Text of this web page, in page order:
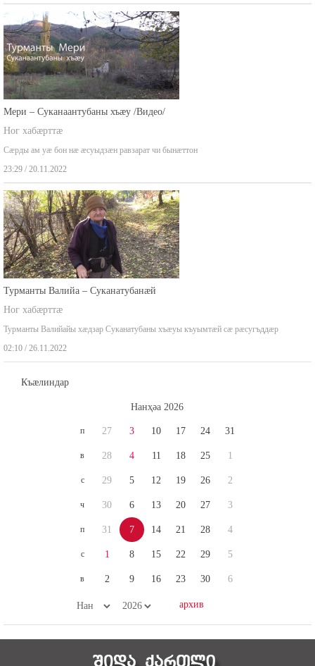
Мери – Суканаантубаны хъæу /Видео/
Ног хабæрттæ
Сæрды ам уæ бон нæ æсуыдзæн равзарат чи бынæттон
23:29 / 20.11.2022
Турманты Валийа – Суканатубанæй
Ног хабæрттæ
Турманты Валийайы хæдзар Суканатубаны хъæуы къуымтæй сæ рæсугъддæр
02:10 / 26.11.2022
Къæлиндар
Нaнҳәa 2026
п
в
с
ч
п
с
в
27
28
29
30
31
1
2
3
4
5
6
7
8
9
10
11
12
13
14
15
16
17
18
19
20
21
22
23
24
25
26
27
28
29
30
31
1
2
3
4
5
6